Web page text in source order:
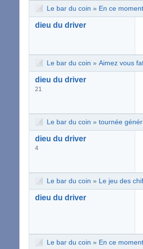
Le bar du coin » En ce
dieu du driver
Le bar du coin » Aimez vous
dieu du driver
21
Le bar du coin » tournée
dieu du driver
4
Le bar du coin » Le jeu des
dieu du driver
Le bar du coin » En ce